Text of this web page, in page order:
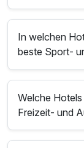
In welchen
beste Sport-
Welche
Freizeit- und